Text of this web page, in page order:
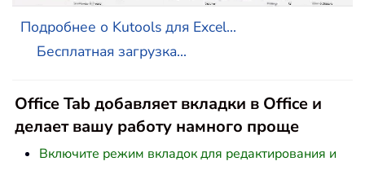
Подробнее о Kutools для Excel...
Бесплатная загрузка...
Office Tab добавляет вкладки в Office и
делает вашу работу намного проще
Включите режим вкладок для редактирования и